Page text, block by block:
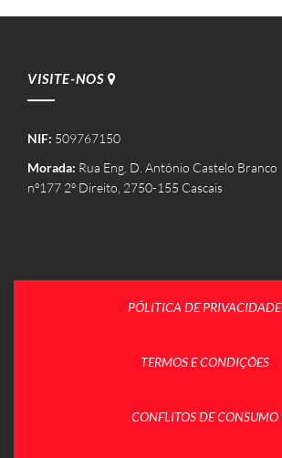
VISITE-NOS
NIF: 509767150
Morada: Rua Eng. D. António Castelo Branco
nº177 2º Direito, 2750-155 Cascais
PÓLITICA DE PRIVACIDADE
TERMOS E CONDIÇÕES
CONFLITOS DE CONSUMO